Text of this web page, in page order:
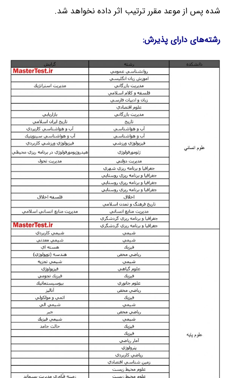
شده پس از موعد مقرر ترتیب اثر داده نخواهد شد.
رشته‌های دارای پذیرش: